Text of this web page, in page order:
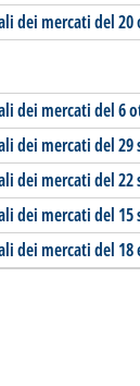
dei mercati del
dei mercati del 6
dei mercati del 29
dei mercati del 22
dei mercati del 15
dei mercati del 18